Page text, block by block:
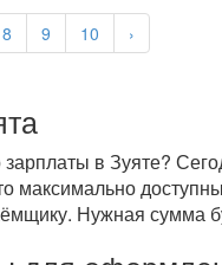
8 9 10 ›
в Зуяте?
максимально
Нужная сумма